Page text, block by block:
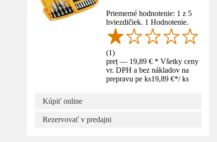
Priemerné hodnotenie: 1 z 5
hviezdičiek. 1 Hodnotenie.
(1)
preț — 19,89 € * Všetky ceny
vr. DPH a bez nákladov na
prepravu pe ks19,89 €*/ ks
Kúpiť online
Rezervovať v predajni